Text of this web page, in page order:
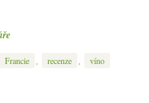
Francie , recenze , víno